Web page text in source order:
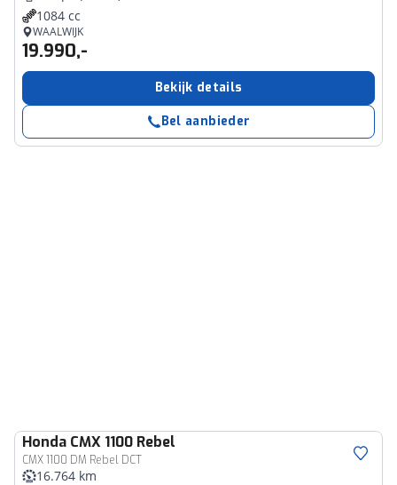
1084 cc
WAALWIJK
19.990,-
Bekijk details
Bel aanbieder
Honda CMX 1100 Rebel
CMX 1100 DM Rebel DCT
16.764 km